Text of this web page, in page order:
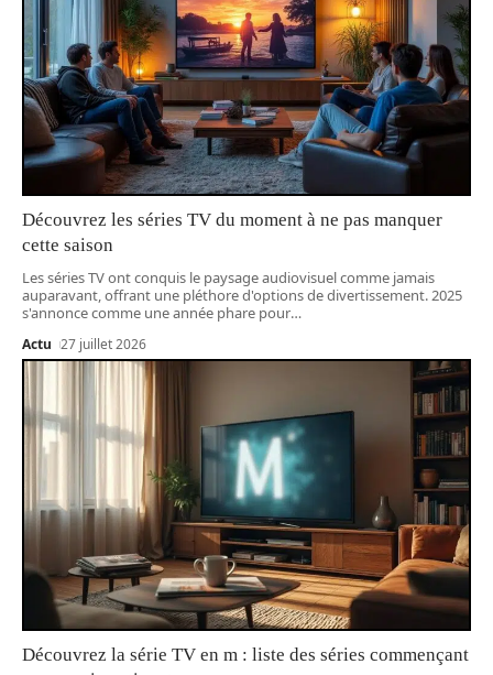
Découvrez les séries TV du moment à ne pas manquer
cette saison
Les séries TV ont conquis le paysage audiovisuel comme jamais
auparavant, offrant une pléthore d'options de divertissement. 2025
s'annonce comme une année phare pour…
Actu 27 juillet 2026
Découvrez la série TV en m : liste des séries commençant